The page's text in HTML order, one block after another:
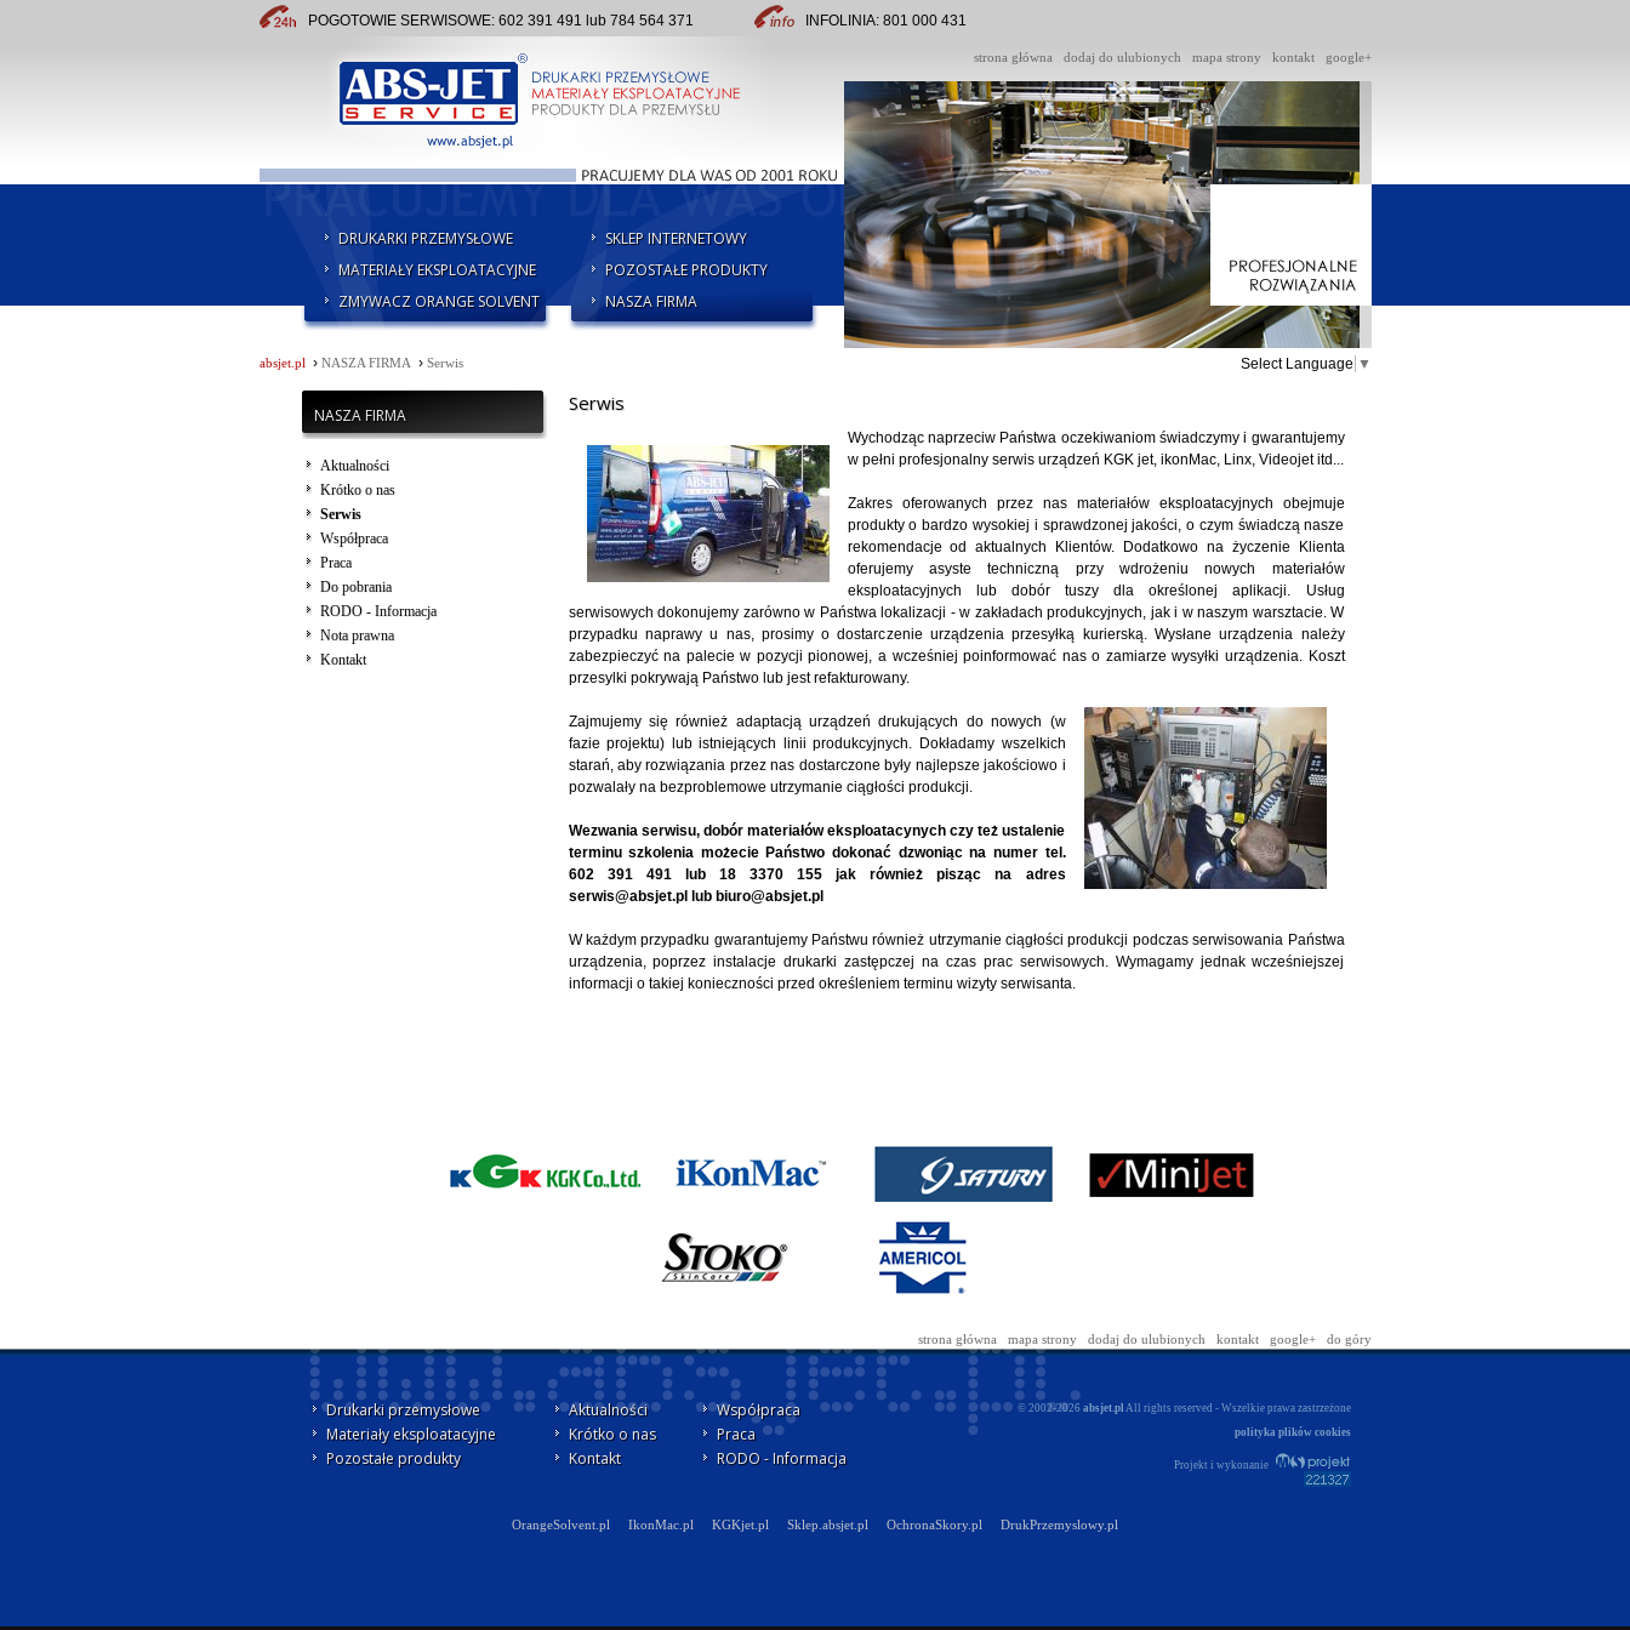
POGOTOWIE SERWISOWE: 602 391 491 lub 784 564 371 INFOLINIA: 801 000 431
DRUKARKI PRZEMYSŁOWE
MATERIAŁY EKSPLOATACYJNE
ZMYWACZ ORANGE SOLVENT
SKLEP INTERNETOWY
POZOSTAŁE PRODUKTY
NASZA FIRMA
strona główna dodaj do ulubionych mapa strony kontakt google+
absjet.pl› NASZA FIRMA› Serwis Select Language ▼
NASZA FIRMA
Aktualności
Krótko o nas
Serwis
Współpraca
Praca
Do pobrania
RODO - Informacja
Nota prawna
Kontakt
Serwis
Wychodząc naprzeciw Państwa oczekiwaniom świadczymy i gwarantujemy
w pełni profesjonalny serwis urządzeń KGK jet, ikonMac, Linx, Videojet itd...
Zakres oferowanych przez nas materiałów eksploatacyjnych obejmuje
produkty o bardzo wysokiej i sprawdzonej jakości, o czym świadczą nasze
rekomendacje od aktualnych Klientów. Dodatkowo na życzenie Klienta
oferujemy asyste techniczną przy wdrożeniu nowych materiałów
eksploatacyjnych lub dobór tuszy dla określonej aplikacji. Usług
serwisowych dokonujemy zarówno w Państwa lokalizacji - w zakładach produkcyjnych, jak i w naszym warsztacie. W
przypadku naprawy u nas, prosimy o dostarczenie urządzenia przesyłką kurierską. Wysłane urządzenia należy
zabezpieczyć na palecie w pozycji pionowej, a wcześniej poinformować nas o zamiarze wysyłki urządzenia. Koszt
przesylki pokrywają Państwo lub jest refakturowany.
Zajmujemy się również adaptacją urządzeń drukujących do nowych (w
fazie projektu) lub istniejących linii produkcyjnych. Dokładamy wszelkich
starań, aby rozwiązania przez nas dostarczone były najlepsze jakościowo i
pozwalały na bezproblemowe utrzymanie ciągłości produkcji.
Wezwania serwisu, dobór materiałów eksploatacynych czy też ustalenie
terminu szkolenia możecie Państwo dokonać dzwoniąc na numer tel.
602 391 491 lub 18 3370 155 jak również pisząc na adres
serwis@absjet.pl
lub biuro@absjet.pl
W każdym przypadku gwarantujemy Państwu również utrzymanie ciągłości produkcji podczas serwisowania Państwa
urządzenia, poprzez instalacje drukarki zastępczej na czas prac serwisowych. Wymagamy jednak wcześniejszej
informacji o takiej konieczności przed określeniem terminu wizyty serwisanta.
strona główna mapa strony dodaj do ulubionych kontakt google+ do góry
Drukarki przemysłowe
Materiały eksploatacyjne
Pozostałe produkty
Aktualności
Krótko o nas
Kontakt
Współpraca
Praca
RODO - Informacja
© 2002-2026 absjet.pl All rights reserved - Wszelkie prawa zastrzeżone
polityka plików cookies
Projekt i wykonanie
OrangeSolvent.pl IkonMac.pl KGKjet.pl Sklep.absjet.pl OchronaSkory.pl DrukPrzemyslowy.pl